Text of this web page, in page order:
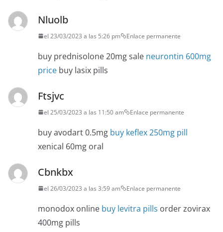
Nluolb
el 23/03/2023 a las 5:26 pm Enlace permanente
buy prednisolone 20mg sale neurontin 600mg
price buy lasix pills
Ftsjvc
el 25/03/2023 a las 11:50 am Enlace permanente
buy avodart 0.5mg buy keflex 250mg pill
xenical 60mg oral
Cbnkbx
el 26/03/2023 a las 3:59 am Enlace permanente
monodox online buy levitra pills order zovirax
400mg pills